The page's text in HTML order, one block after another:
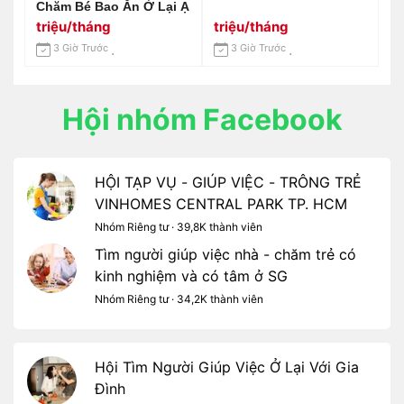
Chăm Bé Bao Ăn Ở Lại Ạ
triệu/tháng
3 Giờ Trước
triệu/tháng
3 Giờ Trước
Hội nhóm Facebook
HỘI TẠP VỤ - GIÚP VIỆC - TRÔNG TRẺ
VINHOMES CENTRAL PARK TP. HCM
Nhóm Riêng tư · 39,8K thành viên
Tìm người giúp việc nhà - chăm trẻ có
kinh nghiệm và có tâm ở SG
Nhóm Riêng tư · 34,2K thành viên
Hội Tìm Người Giúp Việc Ở Lại Với Gia
Đình